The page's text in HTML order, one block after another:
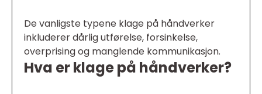
De vanligste typene klage på håndverker
inkluderer dårlig utførelse, forsinkelse,
overprising og manglende kommunikasjon.
Hva er klage på håndverker?